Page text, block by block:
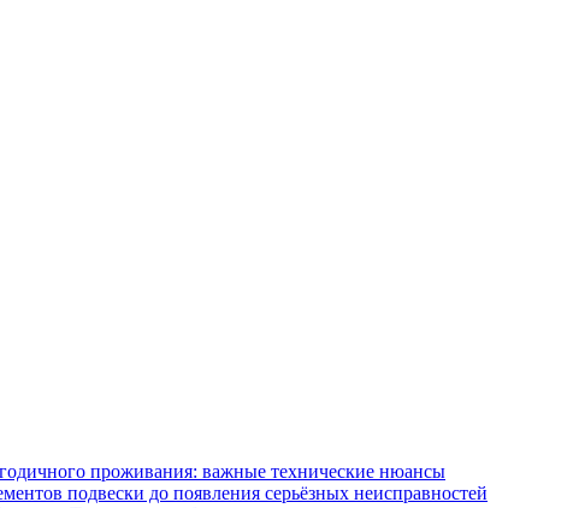
проживания: важные технические нюансы
подвески до появления серьёзных неисправностей